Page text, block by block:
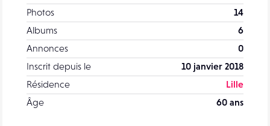
Photos
14
Albums
6
Annonces
0
Inscrit depuis le
10 janvier 2018
Résidence
Lille
Âge
60 ans